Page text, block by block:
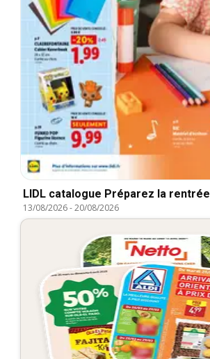
LIDL catalogue Préparez la rentrée
13/08/2026-20/08/2026